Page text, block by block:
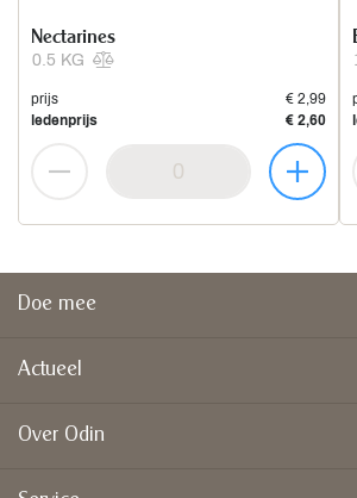
0.5 KG
Nectarines
prijs
€ 2,99
ledenprijs
€ 2,60
Doe mee
Actueel
Over Odin